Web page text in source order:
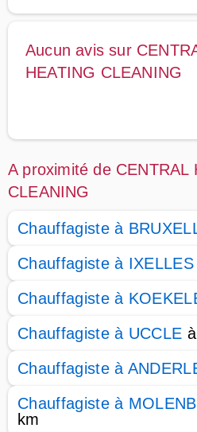
Aucun avis sur
HEATING CLEANING
A proximité de CENTRAL
CLEANING
Chauffagiste à
Chauffagiste à IXELLES
Chauffagiste à
Chauffagiste à UCCLE
Chauffagiste à
Chauffagiste à
km